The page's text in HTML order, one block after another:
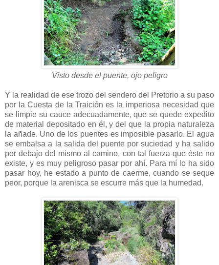
Visto desde el puente, ojo peligro
Y la realidad de ese trozo del sendero del Pretorio a su paso
por la Cuesta de la Traición es la imperiosa necesidad que
se limpie su cauce adecuadamente, que se quede expedito
de material depositado en él, y del que la propia naturaleza
la añade. Uno de los puentes es imposible pasarlo. El agua
se embalsa a la salida del puente por suciedad y ha salido
por debajo del mismo al camino, con tal fuerza que éste no
existe, y es muy peligroso pasar por ahí. Para mí lo ha sido
pasar hoy, he estado a punto de caerme, cuando se seque
peor, porque la arenisca se escurre más que la humedad.